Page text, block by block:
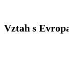
Vztah s